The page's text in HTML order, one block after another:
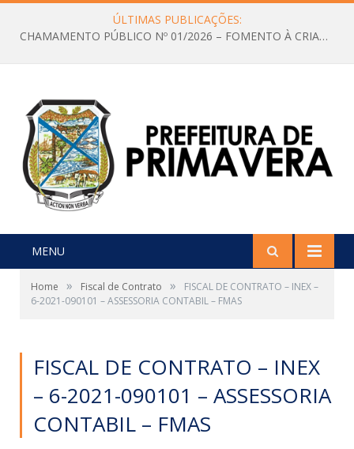
ÚLTIMAS PUBLICAÇÕES:
CHAMAMENTO PÚBLICO Nº 01/2026 – FOMENTO À CRIAÇÃO E A CIRCULAÇÃO DE PRODUÇÕES CULTURAIS – Aldir Blanc
MENU
Home » Fiscal de Contrato »
FISCAL DE CONTRATO – INEX –
6-2021-090101 – ASSESSORIA CONTABIL – FMAS
FISCAL DE CONTRATO – INEX
– 6-2021-090101 – ASSESSORIA
CONTABIL – FMAS